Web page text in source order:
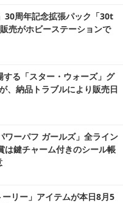
30周年記念拡張パック「30t
売がホビーステーションで
る「スター・ウォーズ」グ
、納品トラブルにより販売日
ワーパフ ガールズ」全ライン
は鍵チャーム付きのシール帳
リー」アイテムが本日8月5